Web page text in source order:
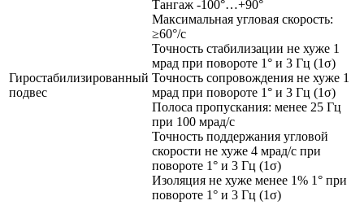
Гиростабилизированный
подвес
Тангаж -100°…+90°
Максимальная угловая скорость:
≥60°/с
Точность стабилизации не хуже 1
мрад при повороте 1° и 3 Гц (1σ)
Точность сопровождения не хуже 1
мрад при повороте 1° и 3 Гц (1σ)
Полоса пропускания: менее 25 Гц
при 100 мрад/с
Точность поддержания угловой
скорости не хуже 4 мрад/с при
повороте 1° и 3 Гц (1σ)
Изоляция не хуже менее 1% 1° при
повороте 1° и 3 Гц (1σ)